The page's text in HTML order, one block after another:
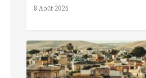
8 Août 2026